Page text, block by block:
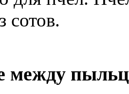
сотов.
между